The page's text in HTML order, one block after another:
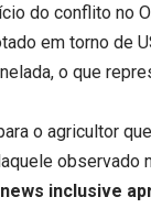
do conflito no
em torno de
o que
o agricultor
observado
inclusive